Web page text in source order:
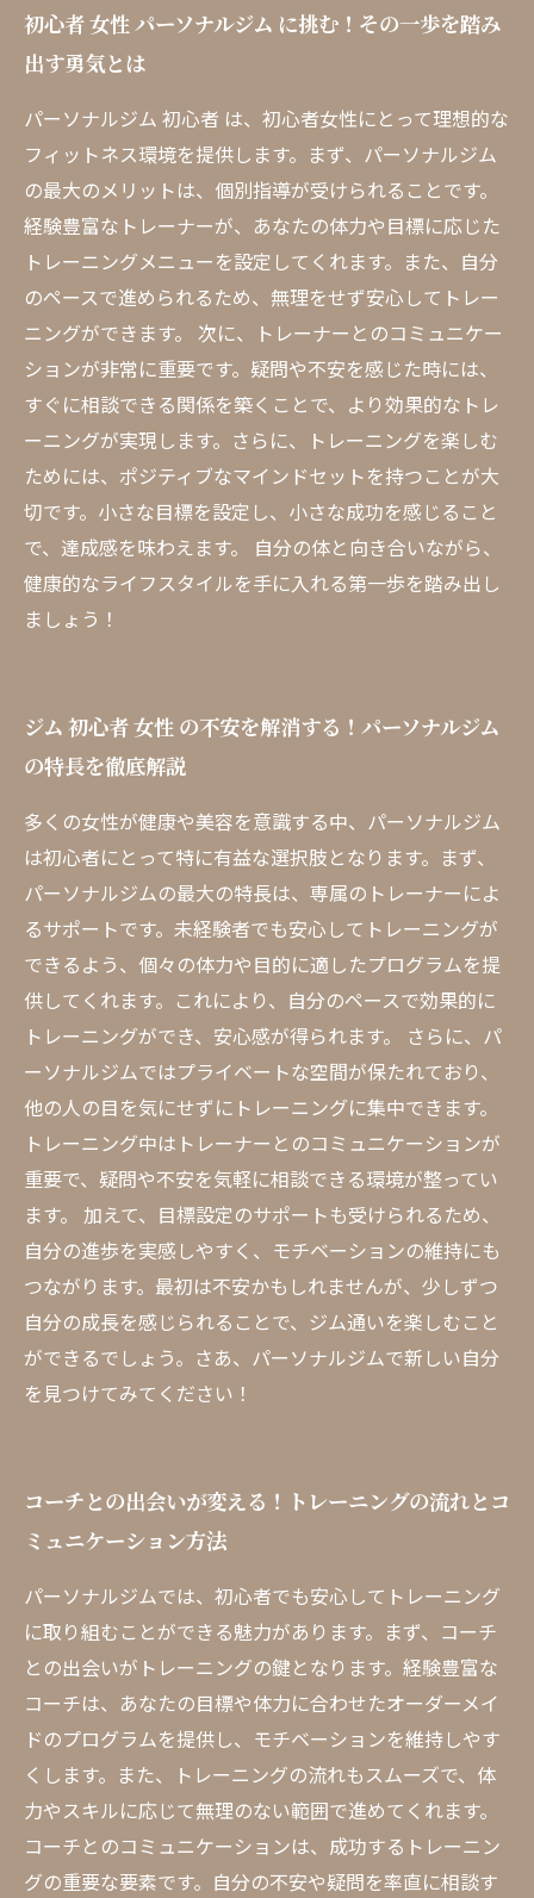
楽しみながら成長するためのマインドセットを
手に入れよう
目標設定の重要性！あなたに合ったフィットネ
スプランを作ろう
女性初心者が感じるパーソナルジムのメリット
とは？効果的な活用法を紹介
健康的なライフスタイルを手に入れる！パーソ
ナルジムでの新たな挑戦を振り返る
初心者 女性 パーソナルジム に挑む！その一歩を踏み
出す勇気とは
パーソナルジム 初心者 は、初心者女性にとって理想的な
フィットネス環境を提供します。まず、パーソナルジム
の最大のメリットは、個別指導が受けられることです。
経験豊富なトレーナーが、あなたの体力や目標に応じた
トレーニングメニューを設定してくれます。また、自分
のペースで進められるため、無理をせず安心してトレー
ニングができます。 次に、トレーナーとのコミュニケー
ションが非常に重要です。疑問や不安を感じた時には、
すぐに相談できる関係を築くことで、より効果的なトレ
ーニングが実現します。さらに、トレーニングを楽しむ
ためには、ポジティブなマインドセットを持つことが大
切です。小さな目標を設定し、小さな成功を感じること
で、達成感を味わえます。 自分の体と向き合いながら、
健康的なライフスタイルを手に入れる第一歩を踏み出し
ましょう！
ジム 初心者 女性 の不安を解消する！パーソナルジム
の特長を徹底解説
多くの女性が健康や美容を意識する中、パーソナルジム
は初心者にとって特に有益な選択肢となります。まず、
パーソナルジムの最大の特長は、専属のトレーナーによ
るサポートです。未経験者でも安心してトレーニングが
できるよう、個々の体力や目的に適したプログラムを提
供してくれます。これにより、自分のペースで効果的に
トレーニングができ、安心感が得られます。 さらに、パ
ーソナルジムではプライベートな空間が保たれており、
他の人の目を気にせずにトレーニングに集中できます。
トレーニング中はトレーナーとのコミュニケーションが
重要で、疑問や不安を気軽に相談できる環境が整ってい
ます。 加えて、目標設定のサポートも受けられるため、
自分の進歩を実感しやすく、モチベーションの維持にも
つながります。最初は不安かもしれませんが、少しずつ
自分の成長を感じられることで、ジム通いを楽しむこと
ができるでしょう。さあ、パーソナルジムで新しい自分
を見つけてみてください！
コーチとの出会いが変える！トレーニングの流れとコ
ミュニケーション方法
パーソナルジムでは、初心者でも安心してトレーニング
に取り組むことができる魅力があります。まず、コーチ
との出会いがトレーニングの鍵となります。経験豊富な
コーチは、あなたの目標や体力に合わせたオーダーメイ
ドのプログラムを提供し、モチベーションを維持しやす
くします。また、トレーニングの流れもスムーズで、体
力やスキルに応じて無理のない範囲で進めてくれます。
コーチとのコミュニケーションは、成功するトレーニン
グの重要な要素です。自分の不安や疑問を率直に相談す